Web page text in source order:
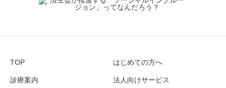
TOP はじめての方へ
診療案内 法人向けサービス